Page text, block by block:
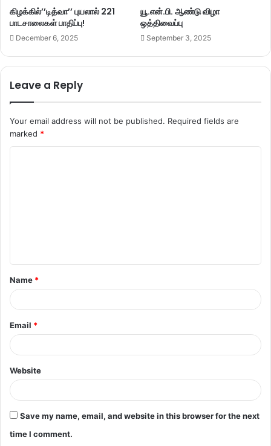
கிழக்கில்’’டித்வா’’ புயலால் 221
பாடசாலைகள் பாதிப்பு!
December 6, 2025
யூ.என்.பி. ஆண்டு விழா
ஒத்திவைப்பு
September 3, 2025
Leave a Reply
Your email address will not be published. Required fields are
marked *
t
*
Name *
Email *
Website
Save my name, email, and website in this browser for the next
time I comment.